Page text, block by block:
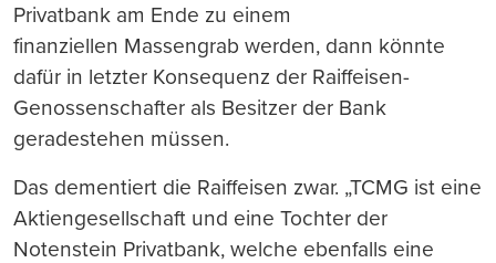
Privatbank am Ende zu einem
finanziellen Massengrab werden, dann könnte
dafür in letzter Konsequenz der Raiffeisen-
Genossenschafter als Besitzer der Bank
geradestehen müssen.
Das dementiert die Raiffeisen zwar. „TCMG ist eine
Aktiengesellschaft und eine Tochter der
Notenstein Privatbank, welche ebenfalls eine